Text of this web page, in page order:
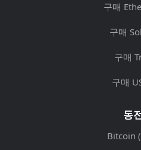
구매
구매
구매
구매
동
Bitcoin